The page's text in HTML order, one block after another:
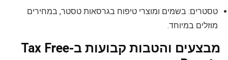
טסטרים: בשמים ומוצרי טיפוח בגרסאות טסטר, במחירים
מוזלים במיוחד.
מבצעים והטבות קבועות ב-Tax Free